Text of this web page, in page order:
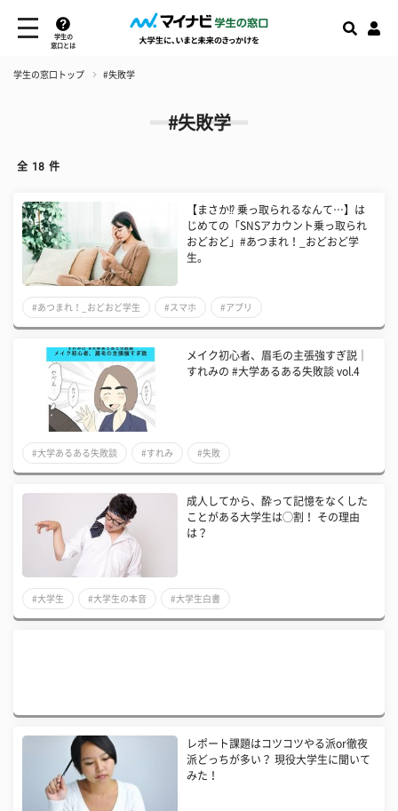
学生の
窓口とは
学生の窓口トップ #失敗学
#失敗学
全 18 件
【まさか⁉ 乗っ取られるなんて…】は
じめての「SNSアカウント乗っ取られ
おどおど」#あつまれ！_おどおど学
生。
#あつまれ！_おどおど学生 #スマホ #アプリ
メイク初心者、眉毛の主張強すぎ説｜
すれみの #大学あるある失敗談 vol.4
#大学あるある失敗談 #すれみ #失敗
成人してから、酔って記憶をなくした
ことがある大学生は◯割！ その理由
は？
#大学生 #大学生の本音 #大学生白書
レポート課題はコツコツやる派or徹夜
派どっちが多い？ 現役大学生に聞いて
みた！